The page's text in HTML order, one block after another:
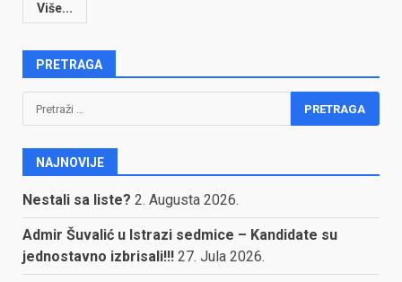
Više...
PRETRAGA
Pretraga:
NAJNOVIJE
Nestali sa liste? 2. Augusta 2026.
Admir Šuvalić u Istrazi sedmice – Kandidate su
jednostavno izbrisali!!! 27. Jula 2026.